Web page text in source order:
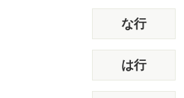
な行
は行